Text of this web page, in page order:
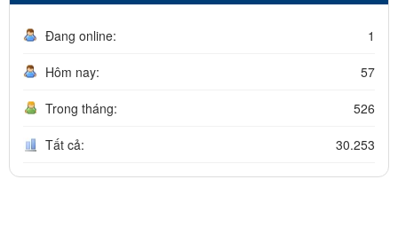
Đang online: 1
Hôm nay: 57
Trong tháng: 526
Tất cả: 30.253